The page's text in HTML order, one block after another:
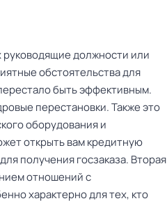
должности или
обстоятельства для
быть эффективным.
перестановки. Также это
оборудования и
открыть вам кредитную
получения госзаказа. Вторая
отношений с
характерно для тех, кто